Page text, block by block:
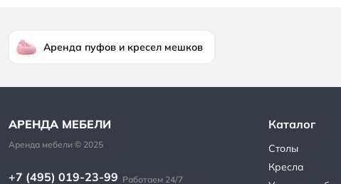
Аренда пуфов и кресел мешков
+7 (495) 019-23-99 Работаем 24/7
Каталог
Столы
Кресла